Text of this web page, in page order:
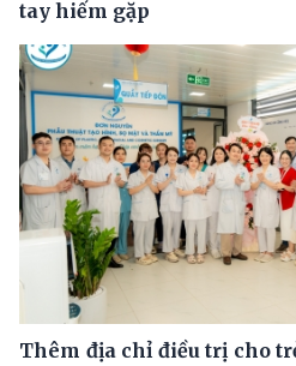
tay hiếm gặp
Thêm địa chỉ điều trị cho